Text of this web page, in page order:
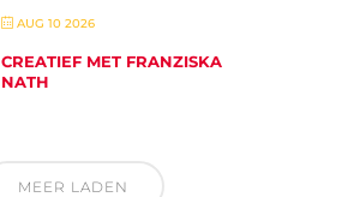
AUG 10 2026
CREATIEF MET FRANZISKA
NATH
MEER LADEN